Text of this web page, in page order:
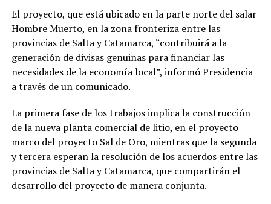
El proyecto, que está ubicado en la parte norte del salar
Hombre Muerto, en la zona fronteriza entre las
provincias de Salta y Catamarca, “contribuirá a la
generación de divisas genuinas para financiar las
necesidades de la economía local”, informó Presidencia
a través de un comunicado.
La primera fase de los trabajos implica la construcción
de la nueva planta comercial de litio, en el proyecto
marco del proyecto Sal de Oro, mientras que la segunda
y tercera esperan la resolución de los acuerdos entre las
provincias de Salta y Catamarca, que compartirán el
desarrollo del proyecto de manera conjunta.